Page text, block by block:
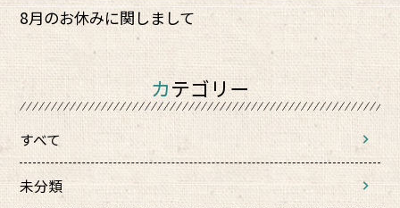
8月のお休みに関しまして
カテゴリー
すべて
未分類